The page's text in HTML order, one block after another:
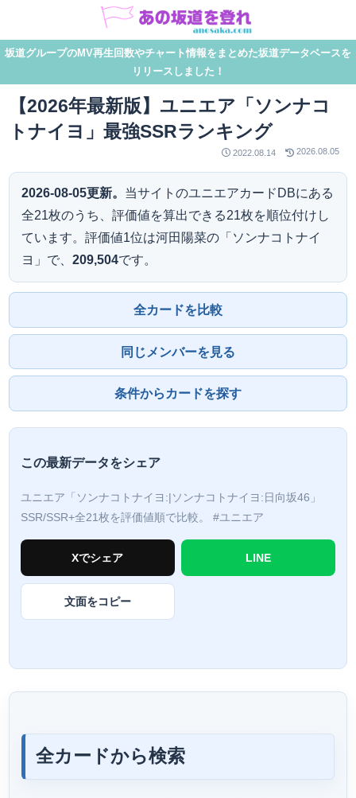
坂道グループのMV再生回数やチャート情報をまとめた坂道データベースを
リリースしました！
【2026年最新版】ユニエア「ソンナコ
トナイヨ」最強SSRランキング
2022.08.14 2026.08.05
2026-08-05更新。 当サイトのユニエアカードDBにある
全21枚のうち、評価値を算出できる21枚を順位付けし
ています。評価値1位は河田陽菜の「ソンナコトナイ
ヨ」で、 209,504です。
全カードを比較
同じメンバーを見る
条件からカードを探す
この最新データをシェア
ユニエア「ソンナコトナイヨ:|ソンナコトナイヨ:日向坂46」
SSR/SSR+全21枚を評価値順で比較。#ユニエア
Xでシェア LINE
文面をコピー
全カードから検索